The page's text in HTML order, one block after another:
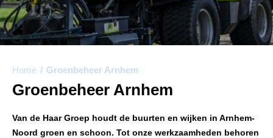
Home / Groenbeheer Arnhem
Groenbeheer Arnhem
Van de Haar Groep houdt de buurten en wijken in Arnhem-
Noord groen en schoon. Tot onze werkzaamheden behoren